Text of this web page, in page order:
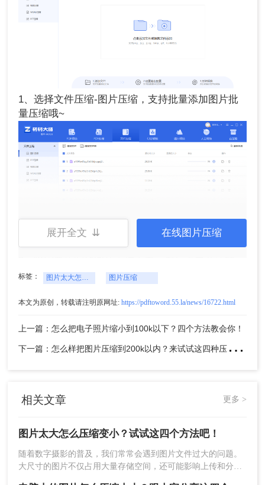
1、选择文件压缩-图片压缩，支持批量添加图片批
量压缩哦~
换。
是小了很多呢。压缩效果也可以打开文件查看哦。
方法三：使用图片编辑软件
展开全文 ⇊ 在线图片压缩
标签： 图片太大怎么压缩变小 图片压缩
本文为原创，转载请注明原网址: https://pdftoword.55.la/news/16722.html
上一篇：怎么把电子照片缩小到100k以下？四个方法教会你！
下
一篇：怎么样把图片压缩到200k以内？来试试这四种压缩方法！
相关文章 更多 >
图片太大怎么压缩变小？试试这四个方法吧！
随着数字摄影的普及，我们常常会遇到图片文件过大的问题。
大尺寸的图片不仅占用大量存储空间，还可能影响上传和分享